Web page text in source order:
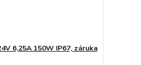
6,25A 150W IP67, záruka